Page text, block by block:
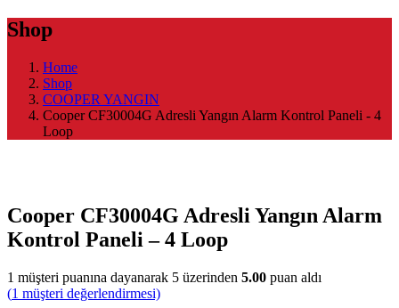
Shop
Home
Shop
COOPER YANGIN
Cooper CF30004G Adresli Yangın Alarm Kontrol Paneli - 4
Loop
Cooper CF30004G Adresli Yangın Alarm
Kontrol Paneli – 4 Loop
1 müşteri puanına dayanarak 5 üzerinden 5.00 puan aldı
(1 müşteri değerlendirmesi)